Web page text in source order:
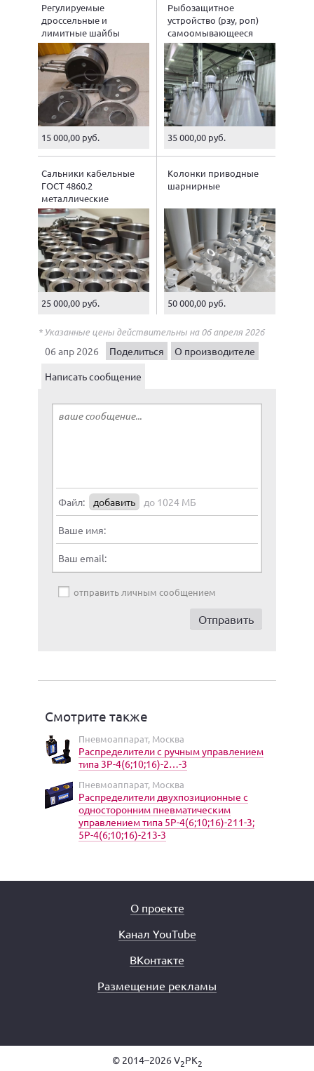
Регулируемые
дроссельные и
лимитные шайбы
15 000,00 руб.
Рыбозащитное
устройство (рзу, роп)
самоомывающееся
35 000,00 руб.
Сальники кабельные
ГОСТ 4860.2
металлические
25 000,00 руб.
Колонки приводные
шарнирные
50 000,00 руб.
* Указанные цены действительны на 06 апреля 2026
06 апр 2026
Поделиться
О производителе
Написать сообщение
Файл: добавить до 1024 МБ
Ваше имя:
Ваш email:
отправить личным сообщением
Смотрите также
Пневмоаппарат, Москва
Распределители с ручным управлением
типа 3Р-4(6;10;16)-2…-3
Пневмоаппарат, Москва
Распределители двухпозиционные с
односторонним пневматическим
управлением типа 5Р-4(6;10;16)-211-3;
5Р-4(6;10;16)-213-3
О проекте
Канал YouTube
ВКонтакте
Размещение рекламы
© 2014–2026 V2PK2